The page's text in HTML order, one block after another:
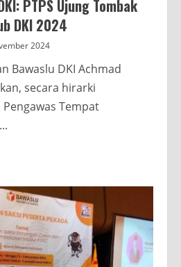
PTPS Ujung Tombak
DKI 2024
2024
Bawaslu DKI Achmad
secara hirarki
Tempat